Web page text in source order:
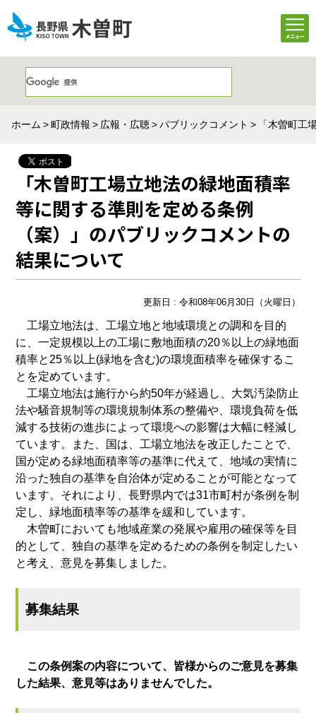
ホーム 町政情報 広報・広聴 パブリックコメント 「木曽町工
「木曽町工場立地法の緑地面積率
等に関する準則を定める条例
（案）」のパブリックコメントの
結果について
更新日 : 令和08年06月30日（火曜日）
工場立地法は、工場立地と地域環境との調和を目的
に、一定規模以上の工場に敷地面積の20％以上の緑地面
積率と25％以上(緑地を含む)の環境面積率を確保するこ
とを定めています。
工場立地法は施行から約50年が経過し、大気汚染防止
法や騒音規制等の環境規制体系の整備や、環境負荷を低
減する技術の進歩によって環境への影響は大幅に軽減し
ています。また、国は、工場立地法を改正したことで、
国が定める緑地面積率等の基準に代えて、地域の実情に
沿った独自の基準を自治体が定めることが可能となって
います。それにより、長野県内では31市町村が条例を制
定し、緑地面積率等の基準を緩和しています。
木曽町においても地域産業の発展や雇用の確保等を目
的として、独自の基準を定めるための条例を制定したい
と考え、意見を募集しました。
募集結果
この条例案の内容について、皆様からのご意見を募集
した結果、意見等はありませんでした。